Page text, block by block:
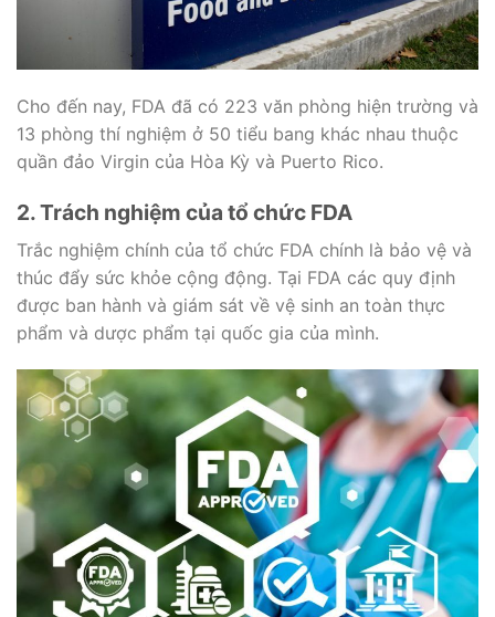
Cho đến nay, FDA đã có 223 văn phòng hiện trường và
13 phòng thí nghiệm ở 50 tiểu bang khác nhau thuộc
quần đảo Virgin của Hòa Kỳ và Puerto Rico.
2. Trách nghiệm của tổ chức FDA
Trắc nghiệm chính của tổ chức FDA chính là bảo vệ và
thúc đẩy sức khỏe cộng động. Tại FDA các quy định
được ban hành và giám sát về vệ sinh an toàn thực
phẩm và dược phẩm tại quốc gia của mình.